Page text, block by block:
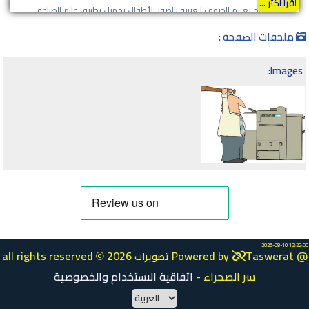
C220,RICOH SP C221,RICOH SP C222,RICOH SP C231,RICOH SP C232,RICOH
وألوان ، يعمل بدون اتصال بالانترنت او متصلاً زى ما تحب اللغة الرئيسية الانجليزية ،
متقلقش بضغطة زار على اي عطل يطلعلك ترجمة جوجل عربى او روسي او المانى
رابط التحميل Http://up-4ever.org/d/BQw7حقوق الملكية ، مفيش - انشر تؤجر
تحميل برنامج تعليم الحروف العربية بالصور للأطفال تحميل تطبيق عالم الطباعة
ملحقات الصفحة :
Images:
all rights reserved © تصويرات 2026 Powered by
Taswerat @
سر الصحراء - اتفاقية الاستخدام والخصوصية
2026-08-10 12:22:00